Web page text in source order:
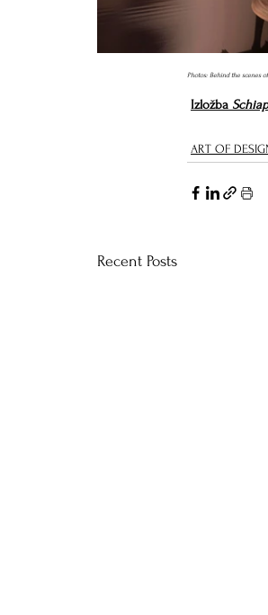
Photos: Behind the scenes
Izložba
ART OF
Recent Posts